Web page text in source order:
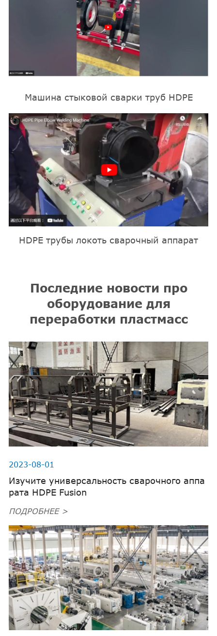
Машина стыковой сварки труб HDPE
HDPE трубы локоть сварочный аппарат
Последние новости про
оборудование для
переработки пластмасс
2023-08-01
Изучите универсальность сварочного аппа
рата HDPE Fusion
ПОДРОБНЕЕ >